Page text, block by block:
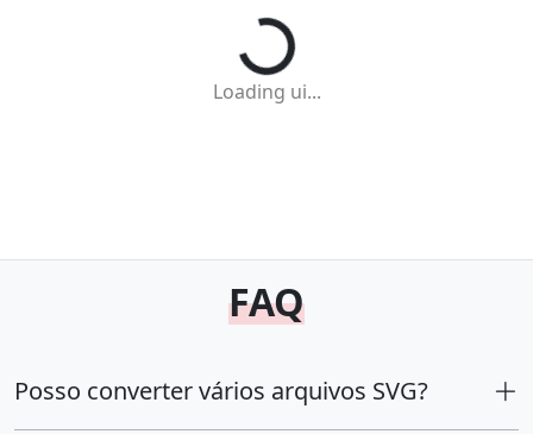
Loading ui...
FAQ
Posso converter vários arquivos SVG?